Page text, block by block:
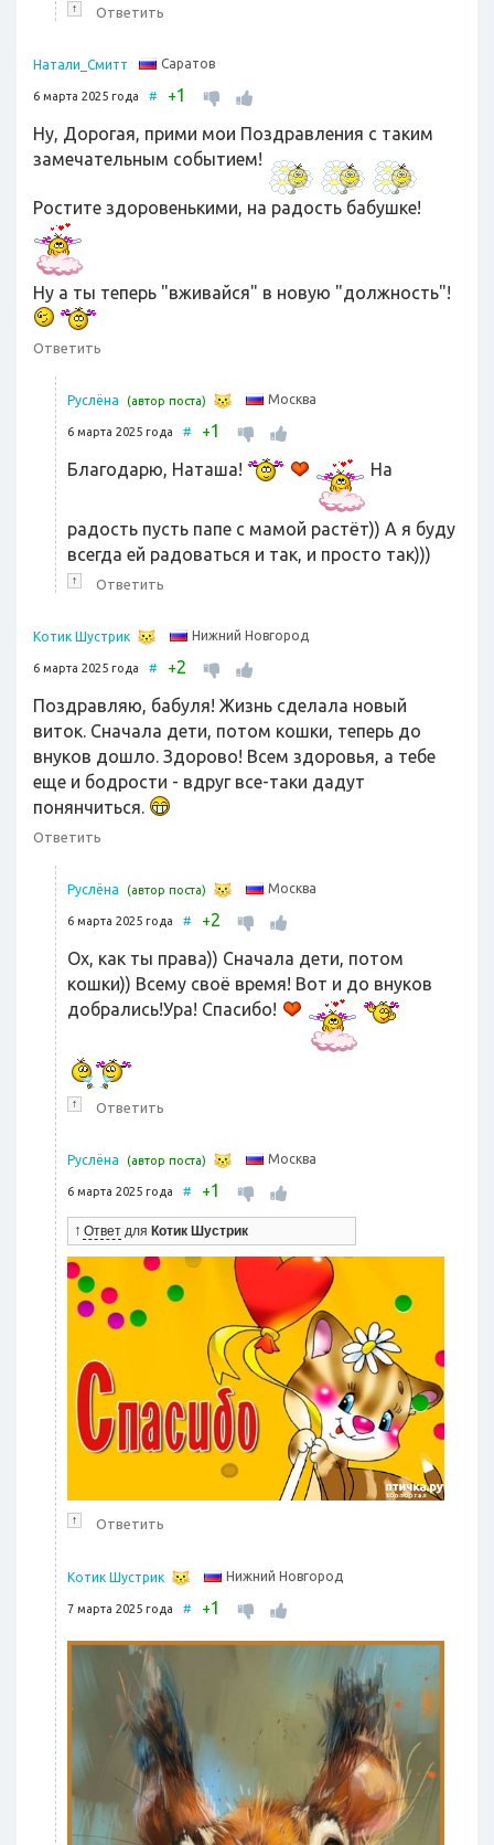
↑ Ответить
Натали_Смитт Саратов
6 марта 2025 года # +1
Ну, Дорогая, прими мои Поздравления с таким
замечательным событием!
Ростите здоровенькими, на радость бабушке!
Ну а ты теперь "вживайся" в новую "должность"!
Ответить
Руслёна (автор поста) Москва
6 марта 2025 года # +1
Благодарю, Наташа!
На
радость пусть папе с мамой растёт)) А я буду
всегда ей радоваться и так, и просто так)))
↑ Ответить
Котик Шустрик Нижний Новгород
6 марта 2025 года # +2
Поздравляю, бабуля! Жизнь сделала новый
виток. Сначала дети, потом кошки, теперь до
внуков дошло. Здорово! Всем здоровья, а тебе
еще и бодрости - вдруг все-таки дадут
понянчиться.
Ответить
Руслёна (автор поста) Москва
6 марта 2025 года # +2
Ох, как ты права)) Сначала дети, потом
кошки)) Всему своё время! Вот и до внуков
добрались!Ура! Спасибо!
↑ Ответить
Руслёна (автор поста) Москва
6 марта 2025 года # +1
↑ Ответ для Котик Шустрик
↑ Ответить
Котик Шустрик Нижний Новгород
7 марта 2025 года # +1